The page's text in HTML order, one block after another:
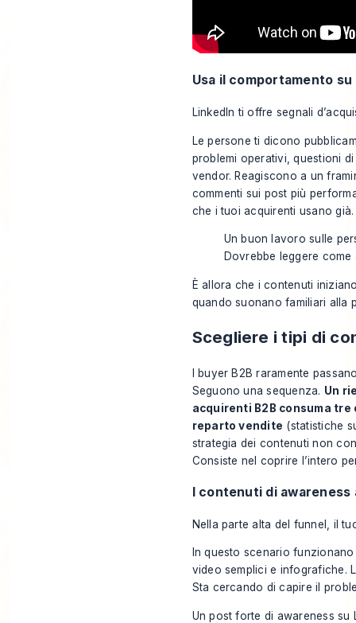
Usa il comportamento
LinkedIn ti offre segnali
Le persone ti dicono
problemi operativi, questioni
vendor. Reagiscono a un
commenti sui post più
che i tuoi acquirenti usano già.
Un buon lavoro sulle
Dovrebbe leggere
È allora che i contenuti
quando suonano familiari alla
Scegliere i tipi di
I buyer B2B raramente
Seguono una sequenza. Un
acquirenti B2B consuma
reparto vendite (statistiche
strategia dei contenuti non
Consiste nel coprire l’intero
I contenuti di awareness
Nella parte alta del funnel, il
In questo scenario
video semplici e infografiche.
Sta cercando di capire il
Un post forte di awareness su